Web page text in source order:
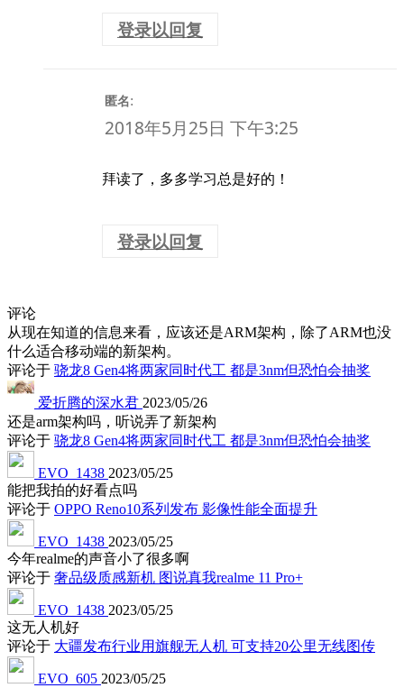
登录以回复
匿名:
2018年5月25日 下午3:25
拜读了，多多学习总是好的！
登录以回复
评论
从现在知道的信息来看，应该还是ARM架构，除了ARM也没
什么适合移动端的新架构。
评论于 骁龙8 Gen4将两家同时代工 都是3nm但恐怕会抽奖
爱折腾的深水君 2023/05/26
还是arm架构吗，听说弄了新架构
评论于 骁龙8 Gen4将两家同时代工 都是3nm但恐怕会抽奖
EVO_1438 2023/05/25
能把我拍的好看点吗
评论于 OPPO Reno10系列发布 影像性能全面提升
EVO_1438 2023/05/25
今年realme的声音小了很多啊
评论于 奢品级质感新机 图说真我realme 11 Pro+
EVO_1438 2023/05/25
这无人机好
评论于 大疆发布行业用旗舰无人机 可支持20公里无线图传
EVO_605 2023/05/25